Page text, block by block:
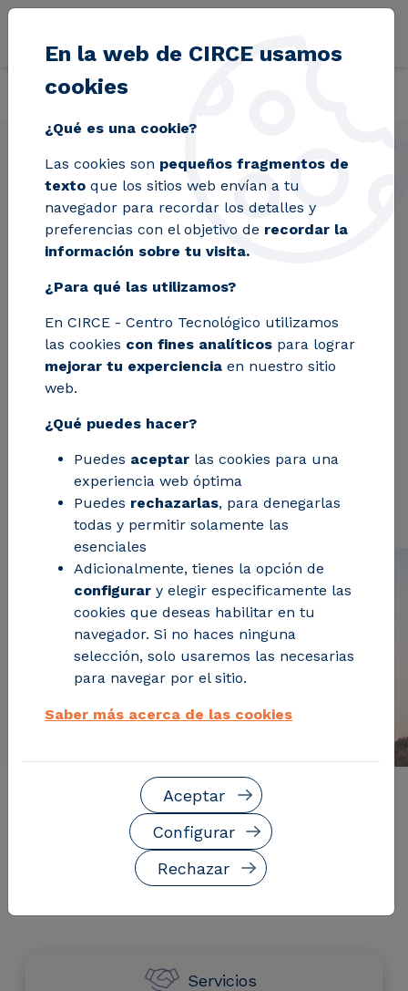
Pasar al contenido principal
Líneas de actividad
Eficiencia y
descarbonización
Trabajamos para transformar la manera en la
que utilizamos los recursos y reducimos la
huella ambiental. Desde la optimización de
procesos hasta la implementación de
nuestra línea de actividad busca desafiar las
prácticas convencionales y avanzar hacia un
modelo más sostenible con un tejido
empresarial más competitivo.
Soluciones de Eficiencia y
descarbonización
Servicios
En la web de CIRCE usamos
cookies
¿Qué es una cookie?
Las cookies son pequeños fragmentos de
texto que los sitios web envían a tu
navegador para recordar los detalles y
preferencias con el objetivo de recordar la
información sobre tu visita.
¿Para qué las utilizamos?
En CIRCE - Centro Tecnológico utilizamos
las cookies con fines analíticos para lograr
mejorar tu experciencia en nuestro sitio
web.
¿Qué puedes hacer?
Puedes aceptar las cookies para una
experiencia web óptima
Puedes rechazarlas, para denegarlas
todas y permitir solamente las
esenciales
Adicionalmente, tienes la opción de
configurar y elegir especificamente las
cookies que deseas habilitar en tu
navegador. Si no haces ninguna
selección, solo usaremos las necesarias
para navegar por el sitio.
Saber más acerca de las cookies
Rechazar
Configurar
Aceptar